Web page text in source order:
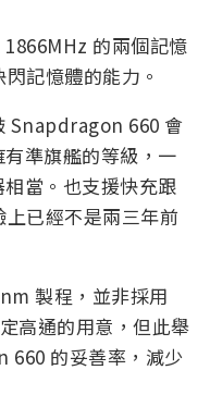
的兩個記憶
記憶體的能力。
Snapdragon 660 會
準旗艦的等級，一
當。也支援快充跟
已經不是兩三年前
製程，並非採用
高通的用意，但此舉
660 的妥善率，減少